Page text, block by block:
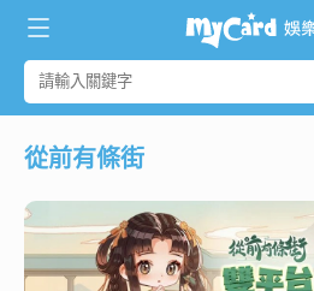
從前有條街